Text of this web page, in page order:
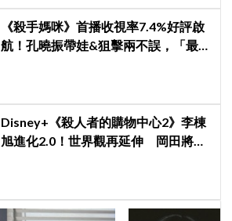
《殺手媽咪》首播收視率7.4%好評啟
航！孔曉振帶娃&狙擊兩不誤，「最狂
Disney+《殺人者的購物中心2》李棟
旭進化2.0！世界觀再延伸 岡田將生